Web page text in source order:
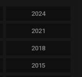
2024
2021
2018
2015